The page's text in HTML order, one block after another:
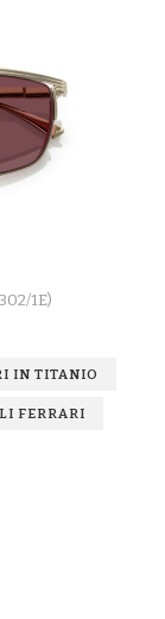
1E)
IN TITANIO
FERRARI